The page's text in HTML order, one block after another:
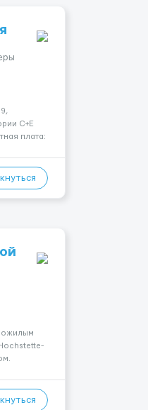
C+E
плата:
в день.